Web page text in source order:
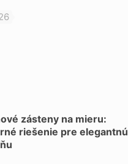
zásteny na mieru:
riešenie pre elegantnú